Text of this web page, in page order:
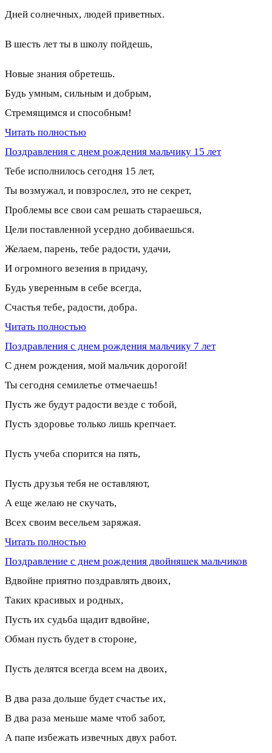
Дней солнечных, людей приветных.
В шесть лет ты в школу пойдешь,
Новые знания обретешь.
Будь умным, сильным и добрым,
Стремящимся и способным!
Читать полностью
Поздравления с днем рождения мальчику 15 лет
Тебе исполнилось сегодня 15 лет,
Ты возмужал, и повзрослел, это не секрет,
Проблемы все свои сам решать стараешься,
Цели поставленной усердно добиваешься.
Желаем, парень, тебе радости, удачи,
И огромного везения в придачу,
Будь уверенным в себе всегда,
Счастья тебе, радости, добра.
Читать полностью
Поздравления с днем рождения мальчику 7 лет
С днем рождения, мой мальчик дорогой!
Ты сегодня семилетье отмечаешь!
Пусть же будут радости везде с тобой,
Пусть здоровье только лишь крепчает.
Пусть учеба спорится на пять,
Пусть друзья тебя не оставляют,
А еще желаю не скучать,
Всех своим весельем заряжая.
Читать полностью
Поздравление с днем рождения двойняшек мальчиков
Вдвойне приятно поздравлять двоих,
Таких красивых и родных,
Пусть их судьба щадит вдвойне,
Обман пусть будет в стороне,
Пусть делятся всегда всем на двоих,
В два раза дольше будет счастье их,
В два раза меньше маме чтоб забот,
А папе избежать извечных двух работ.